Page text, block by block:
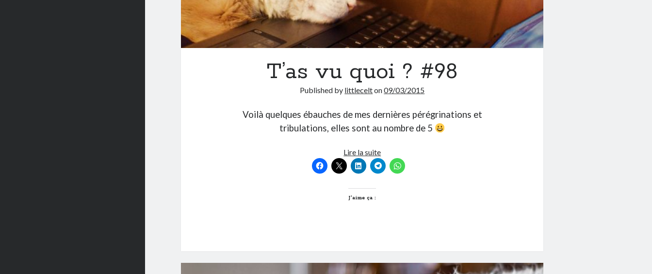
T’as vu quoi ? #98
Published by littlecelton09/03/2015
Voilà quelques ébauches de mes dernières pérégrinations et
tribulations, elles sont au nombre de 5
Lire la suiteT’as
vu
quoi
J’aime ça :